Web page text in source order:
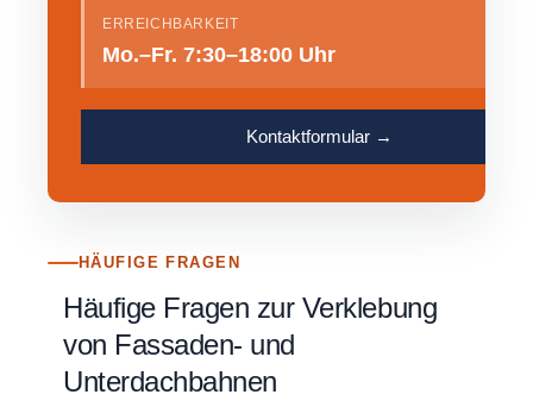
ERREICHBARKEIT
Mo.–Fr. 7:30–18:00 Uhr
Kontaktformular →
HÄUFIGE FRAGEN
Häufige Fragen zur Verklebung
von Fassaden- und
Unterdachbahnen